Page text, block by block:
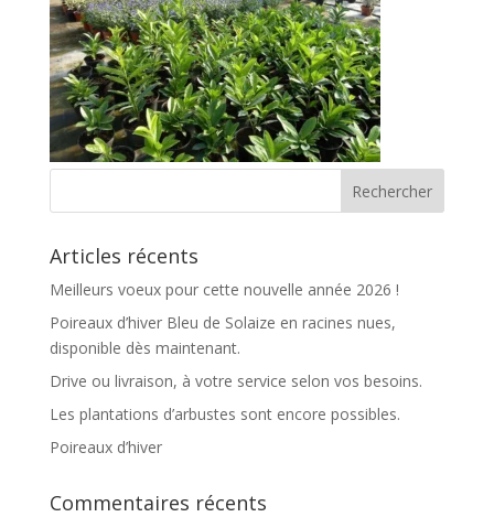
Articles récents
Meilleurs voeux pour cette nouvelle année 2026 !
Poireaux d’hiver Bleu de Solaize en racines nues,
disponible dès maintenant.
Drive ou livraison, à votre service selon vos besoins.
Les plantations d’arbustes sont encore possibles.
Poireaux d’hiver
Commentaires récents